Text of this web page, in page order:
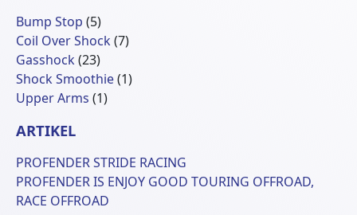
Bump Stop 55
Produk
Coil Over Shock 77
Gasshock 2323
Produk
Shock Smoothie 11
Upper Arms 11
ARTIKEL
PROFENDER STRIDE RACING
PROFENDER IS ENJOY GOOD TOURING OFFROAD,
RACE OFFROAD